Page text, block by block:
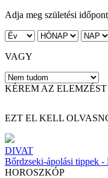
Adja meg születési
VAGY
KÉREM AZ ELEMZÉST
EZT EL KELL
DIVAT
Bőrdzseki-ápolási tippek -
HOROSZKÓP